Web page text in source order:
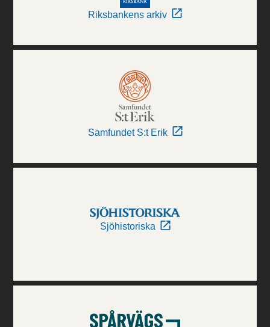
Riksbankens arkiv
Samfundet S:t Erik
Sjöhistoriska